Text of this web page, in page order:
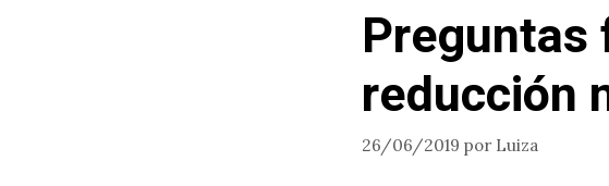
reducción
26/06/2019 por Luiza